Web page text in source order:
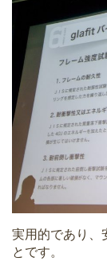
実用的であり、
とです。